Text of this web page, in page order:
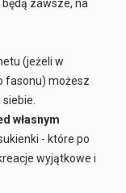
będą zawsze, na
(jeżeli w
fasonu) możesz
własnym
- które po
wyjątkowe i